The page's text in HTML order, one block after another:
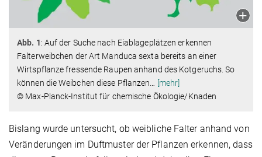
Abb. 1: Auf der Suche nach Eiablageplätzen erkennen
Falterweibchen der Art Manduca sexta bereits an einer
Wirtspflanze fressende Raupen anhand des Kotgeruchs. So
können die Weibchen diese Pflanzen
[mehr]
© Max-Planck-Institut für chemische Ökologie/Knaden
Bislang wurde untersucht, ob weibliche Falter anhand von
Veränderungen im Duftmuster der Pflanzen erkennen, dass